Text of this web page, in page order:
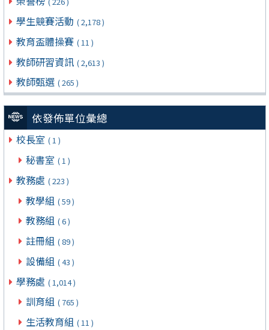
學生競賽活動 ( 2,178 )
教育盃體操賽 ( 11 )
教師研習資訊 ( 2,613 )
教師甄選 ( 265 )
依發佈單位彙總
校長室 ( 1 )
秘書室 ( 1 )
教務處 ( 223 )
教學組 ( 59 )
教務組 ( 6 )
註冊組 ( 89 )
設備組 ( 43 )
學務處 ( 1,014 )
訓育組 ( 765 )
生活教育組 ( 11 )